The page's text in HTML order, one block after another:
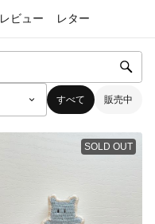
レビュー レター
すべて 販売中
SOLD OUT